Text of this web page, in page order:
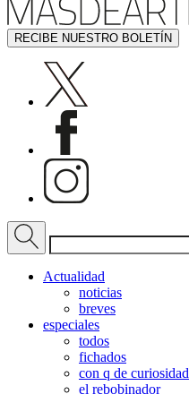
RECIBE NUESTRO BOLETÍN
Actualidad
noticias
breves
especiales
todos
fichados
con q de curiosidad
el rebobinador